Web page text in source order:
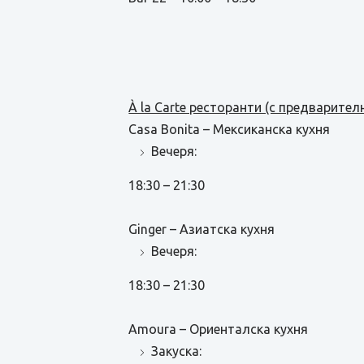
À la Carte ресторанти (с
Casa Bonita – Мексиканска кухня
Вечеря:
18:30 – 21:30
Ginger – Азиатска кухня
Вечеря:
18:30 – 21:30
Amoura – Ориенталска кухня
Закуска: